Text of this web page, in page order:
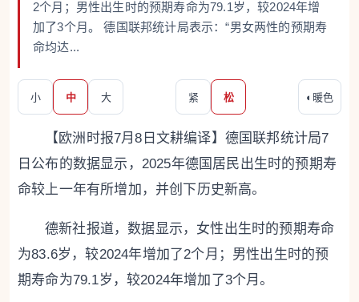
2个月；男性出生时的预期寿命为79.1岁，较2024年增
加了3个月。 德国联邦统计局表示：“男女两性的预期寿
命均达...
小 中 大 紧 松 ◐ 暖色
【欧洲时报7月8日文耕编译】德国联邦统计局7
日公布的数据显示，2025年德国居民出生时的预期寿
命较上一年有所增加，并创下历史新高。
德新社报道，数据显示，女性出生时的预期寿命
为83.6岁，较2024年增加了2个月；男性出生时的预
期寿命为79.1岁，较2024年增加了3个月。